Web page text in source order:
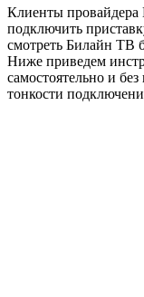
Клиенты провайдера
подключить
смотреть Билайн ТВ
Ниже приведем
самостоятельно и
тонкости